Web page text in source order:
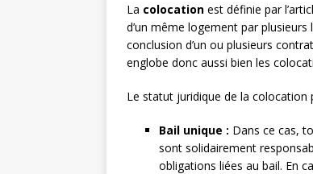
La colocation est définie par
d’un même logement par
conclusion d’un ou plusieurs
englobe donc aussi bien les
Le statut juridique de la colocation
Bail unique : Dans ce cas,
sont solidairement
obligations liées au bail. En